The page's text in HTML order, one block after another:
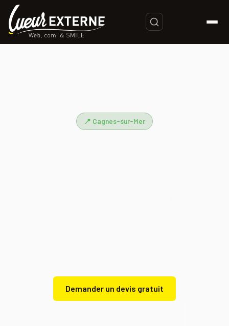
📍 Cagnes-sur-Mer
Demander un devis gratuit